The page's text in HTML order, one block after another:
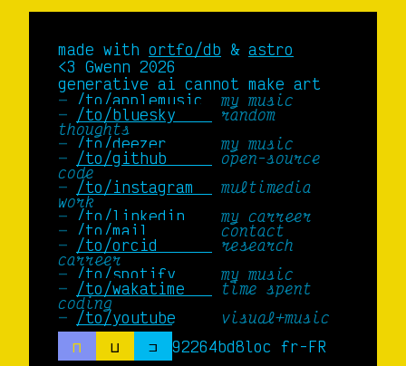
made with ortfo/db & astro
<3 Gwenn 2026
generative ai cannot make art
/to/applemusic
my music
/to/bluesky random
thoughts
/to/deezer my music
/to/github open-source
code
/to/instagram multimedia
work
/to/linkedin my carreer
/to/mail contact
/to/orcid research
carreer
/to/spotify my music
/to/wakatime time spent
coding
/to/youtube
visual+music
⊓
⊔ ⊐ 92264bd8loc fr-FR